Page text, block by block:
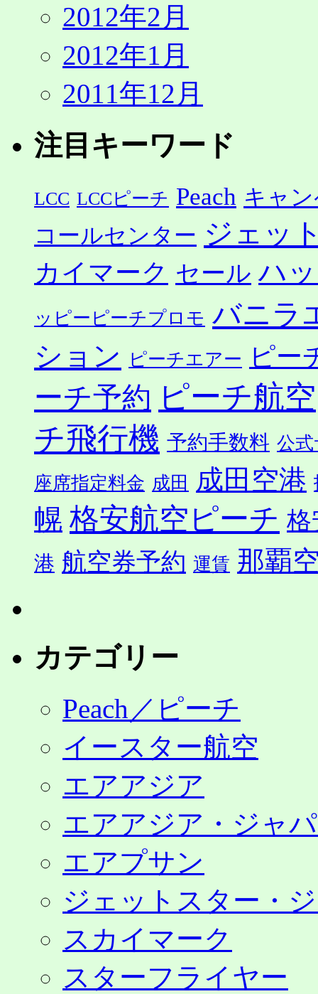
2012年2月
2012年1月
2011年12月
注目キーワード
LCC LCCピーチ Peach キャ
コールセンター ジェッ
カイマーク セール ハ
ッピーピーチプロモ バニラ
ション
ピーチエアー ピー
ーチ予約 ピーチ航空
チ飛行機 予約手数料 公
座席指定料金 成田 成田空港
幌 格安航空ピーチ 格
港 航空券予約 運賃 那覇
カテゴリー
Peach／ピーチ
イースター航空
エアアジア
エアアジア・ジャ
エアプサン
ジェットスター・
スカイマーク
スターフライヤー